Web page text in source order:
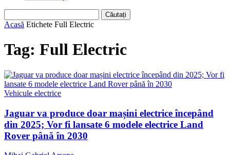
Acasă Etichete Full Electric
Tag: Full Electric
Vehicule electrice
Jaguar va produce doar mașini electrice începând
din 2025; Vor fi lansate 6 modele electrice Land
Rover până în 2030